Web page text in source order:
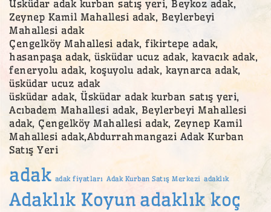
Üsküdar adak kurban satış yeri, Beykoz adak,
Zeynep Kamil Mahallesi adak, Beylerbeyi
Mahallesi adak
Çengelköy Mahallesi adak, fikirtepe adak,
hasanpaşa adak, üsküdar ucuz adak, kavacık adak,
feneryolu adak, koşuyolu adak, kaynarca adak,
üsküdar ucuz adak
üsküdar adak, Üsküdar adak kurban satış yeri,
Acıbadem Mahallesi adak, Beylerbeyi Mahallesi
adak, Çengelköy Mahallesi adak, Zeynep Kamil
Mahallesi adak,Abdurrahmangazi Adak Kurban
Satış Yeri
adak adak fiyatları Adak Kurban Satış Merkezi adaklık
Adaklık Koyun adaklık koç